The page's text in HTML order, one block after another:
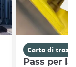
Carta di
Pass per